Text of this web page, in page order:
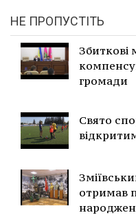
НЕ ПРОПУСТІТЬ
Збиткові
громади
Свято
отримав